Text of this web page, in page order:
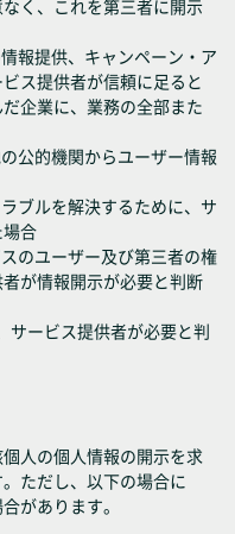
く、これを第三者に開示
報提供、キャンペーン・ア
ス提供者が信頼に足ると
企業に、業務の全部また
公的機関からユーザー情報
ブルを解決するために、サ
合
のユーザー及び第三者の権
が情報開示が必要と判断
サービス提供者が必要と判
人の個人情報の開示を求
ただし、以下の場合に
があります。